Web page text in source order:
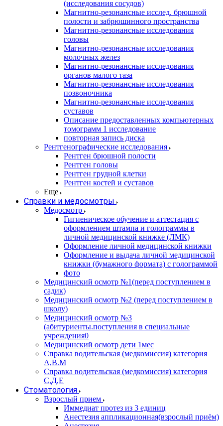
(исследования сосудов)
Магнитно-резонансные исслед. брюшной
полости и забрюшинного пространства
Магнитно-резонансные исследования
головы
Магнитно-резонансные исследования
молочных желез
Магнитно-резонансные исследования
органов малого таза
Магнитно-резонансные исследования
позвоночника
Магнитно-резонансные исследования
суставов
Описание предоставленных компьютерных
томограмм 1 исследование
повторная запись диска
Рентгенографические исследования
Рентген брюшной полости
Рентген головы
Рентген грудной клетки
Рентген костей и суставов
Еще
Справки и медосмотры
Медосмотр
Гигиеническое обучение и аттестация с
оформлением штампа и голограммы в
личной медицинской книжке (ЛМК)
Оформление личной медицинской книжки
Оформление и выдача личной медицинской
книжки (бумажного формата) с голограммой
фото
Медицинский осмотр №1(перед поступлением в
садик)
Медицинский осмотр №2 (перед поступлением в
школу)
Медицинский осмотр №3
(абитуриенты.поступления в специальные
учреждения0
Медицинский осмотр дети 1мес
Справка водительская (медкомиссия) категория
А,В.М
Справка водительская (медкомиссия) категория
С,Д,Е
Стоматология
Взрослый прием
Иммедиат протез из 3 единиц
Анестезия аппликационная(взрослый приём)